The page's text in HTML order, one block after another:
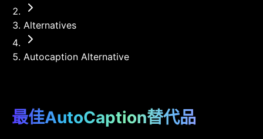
Alternatives
Autocaption Alternative
最佳AutoCaption替代品